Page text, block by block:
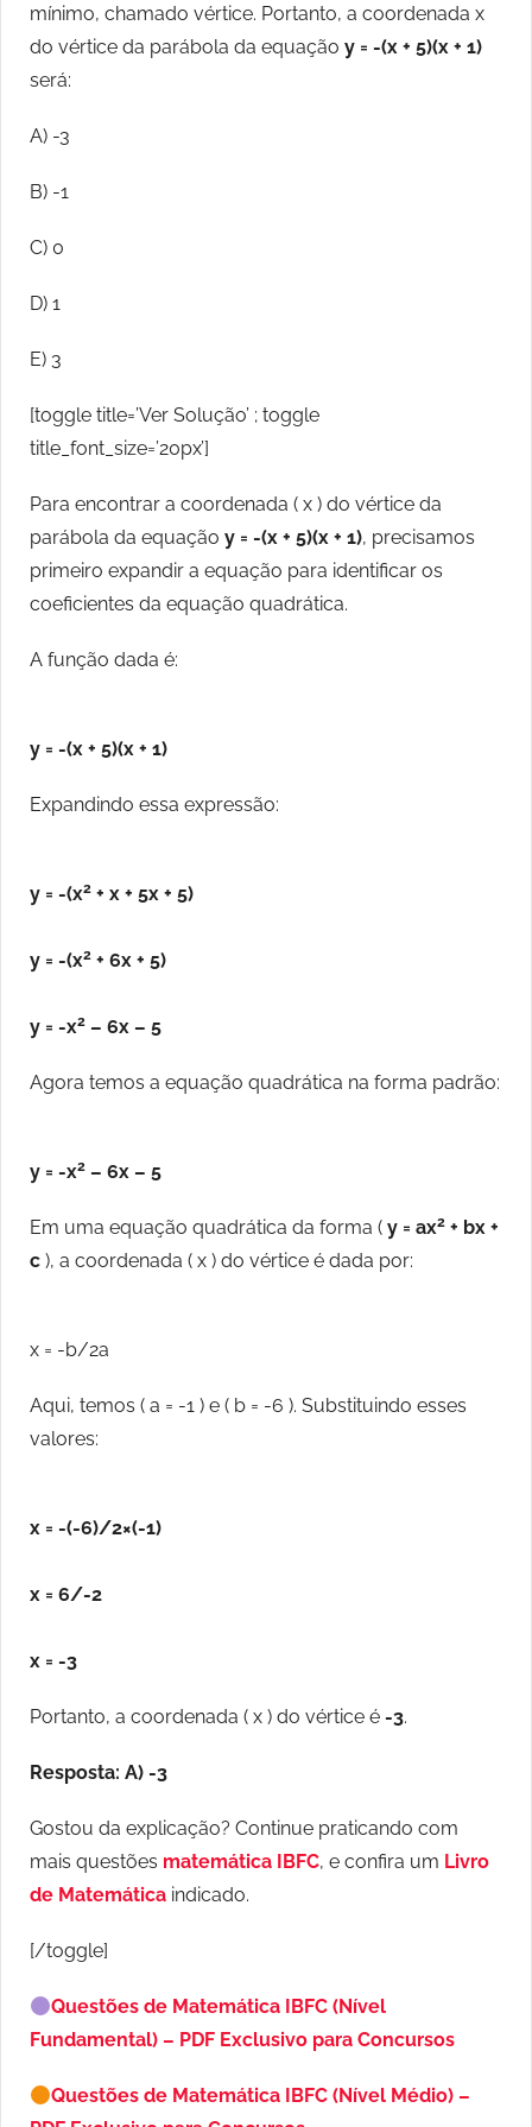
mínimo, chamado vértice. Portanto, a coordenada x
do vértice da parábola da equação y = -(x + 5)(x + 1)
será:
A) -3
B) -1
C) 0
D) 1
E) 3
[toggle title=’Ver Solução’ ; toggle
title_font_size=’20px’]
Para encontrar a coordenada ( x ) do vértice da
parábola da equação y = -(x + 5)(x + 1), precisamos
primeiro expandir a equação para identificar os
coeficientes da equação quadrática.
A função dada é:
y = -(x + 5)(x + 1)
Expandindo essa expressão:
y = -(x2 + x + 5x + 5)
y = -(x2 + 6x + 5)
y = -x2 – 6x – 5
Agora temos a equação quadrática na forma padrão:
y = -x2 – 6x – 5
Em uma equação quadrática da forma ( y = ax2 + bx +
c ), a coordenada ( x ) do vértice é dada por:
x = -b/2a
Aqui, temos ( a = -1 ) e ( b = -6 ). Substituindo esses
valores:
x = -(-6)/2×(-1)
x = 6/-2
x = -3
Portanto, a coordenada ( x ) do vértice é -3.
Resposta: A) -3
Gostou da explicação? Continue praticando com
mais questões matemática IBFC, e confira um Livro
de Matemática indicado.
[/toggle]
Questões de Matemática IBFC (Nível
Fundamental) – PDF Exclusivo para Concursos
Questões de Matemática IBFC (Nível Médio) –